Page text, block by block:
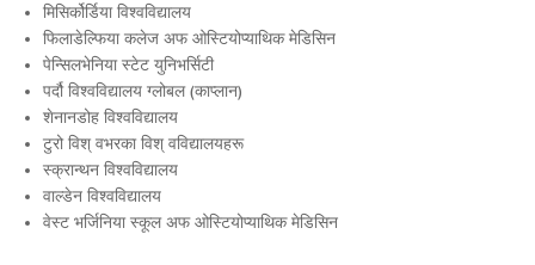
मिसिर्कोर्डिया विश्वविद्यालय
फिलाडेल्फिया कलेज अफ ओस्टियोप्याथिक मेडिसिन
पेन्सिलभेनिया स्टेट युनिभर्सिटी
पर्दौ विश्वविद्यालय ग्लोबल (काप्लान)
शेनानडोह विश्वविद्यालय
टुरो विश् वभरका विश् वविद्यालयहरू
स्क्रान्थन विश्वविद्यालय
वाल्डेन विश्वविद्यालय
वेस्ट भर्जिनिया स्कूल अफ ओस्टियोप्याथिक मेडिसिन